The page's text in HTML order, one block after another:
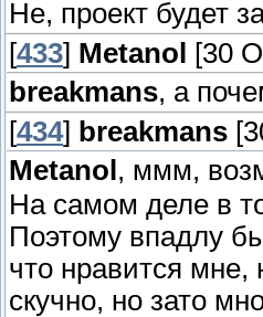
Не, проект будет
[433] Metanol
[30
breakmans, а
[434] breakmans
Metanol , ммм,
На самом деле в
Поэтому впадлу
что нравится мне,
скучно, но зато